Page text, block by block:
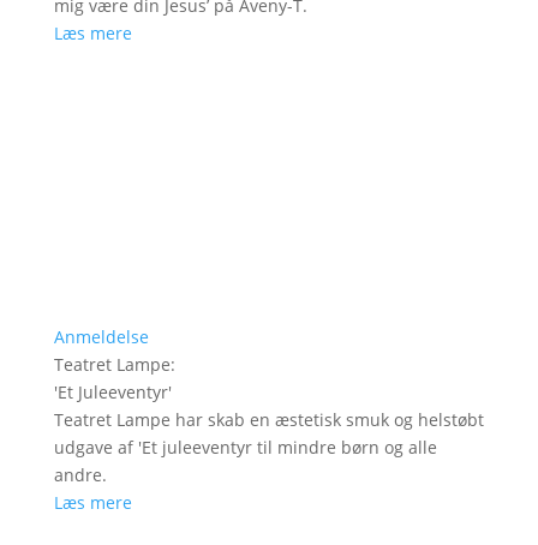
mig være din Jesus’ på Aveny-T.
Læs mere
Anmeldelse
Teatret Lampe:
'Et Juleeventyr'
Teatret Lampe har skab en æstetisk smuk og helstøbt
udgave af 'Et juleeventyr til mindre børn og alle
andre.
Læs mere